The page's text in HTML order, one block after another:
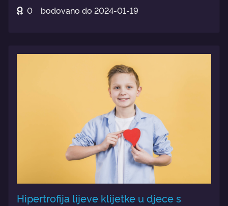
0 bodovano do 2024-01-19
Hipertrofija lijeve klijetke u djece s